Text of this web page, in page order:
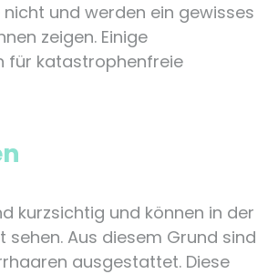
und werden ein gewisses
zeigen. Einige
für katastrophenfreie
kurzsichtig und können in der
sehen. Aus diesem Grund sind
ausgestattet. Diese